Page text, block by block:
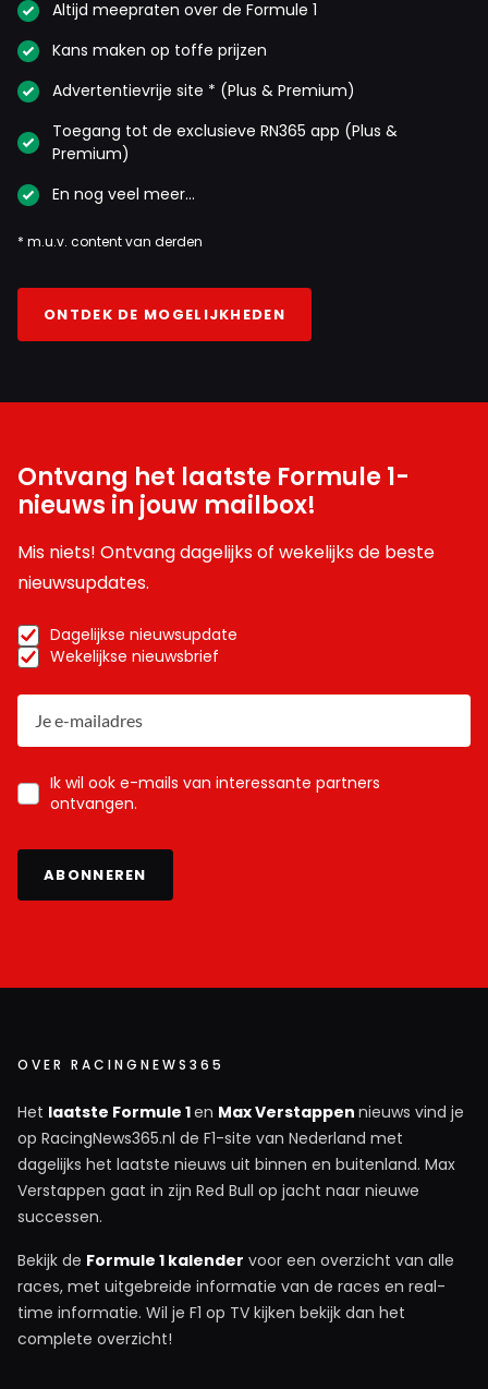
Altijd meepraten over de Formule 1
Kans maken op toffe prijzen
Advertentievrije site * (Plus & Premium)
Toegang tot de exclusieve RN365 app (Plus &
Premium)
En nog veel meer…
* m.u.v. content van derden
ONTDEK DE MOGELIJKHEDEN
Ontvang het laatste Formule 1-
nieuws in jouw mailbox!
Mis niets! Ontvang dagelijks of wekelijks de beste
nieuwsupdates.
Dagelijkse nieuwsupdate
Wekelijkse nieuwsbrief
Ik wil ook e-mails van interessante partners
ontvangen.
ABONNEREN
OVER RACINGNEWS365
Het laatste Formule 1en Max Verstappen nieuws vind je
op RacingNews365.nl de F1-site van Nederland met
dagelijks het laatste nieuws uit binnen en buitenland. Max
Verstappen gaat in zijn Red Bull op jacht naar nieuwe
successen.
Bekijk de Formule 1 kalender voor een overzicht van alle
races, met uitgebreide informatie van de races en real-
time informatie. Wil je F1 op TV kijken bekijk dan het
complete overzicht!